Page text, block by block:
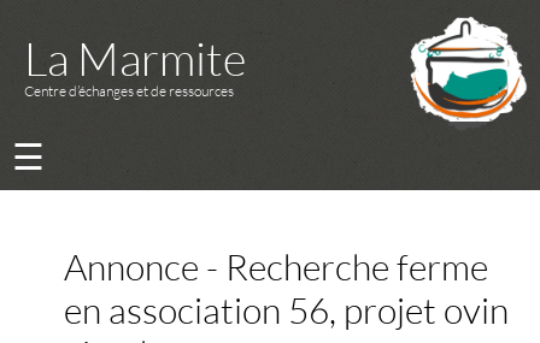
La Marmite
Centre d’échanges et de ressources
☰
Annonce - Recherche ferme
en association 56, projet ovin